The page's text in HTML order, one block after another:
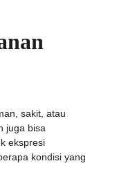
sakit, atau
juga bisa
ekspresi
kondisi yang